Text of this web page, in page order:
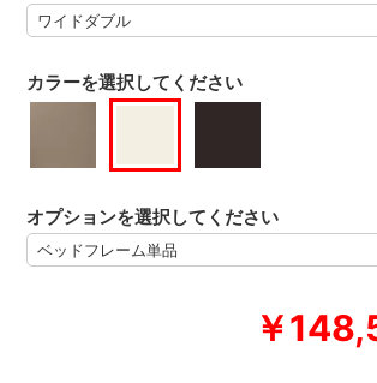
￥
カラーを選択してください
オプションを選択してください